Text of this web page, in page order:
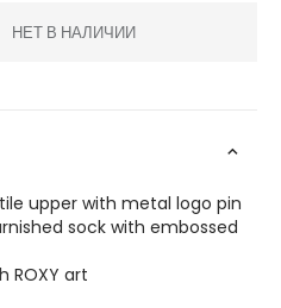
НЕТ В НАЛИЧИИ
upper with metal logo pin
sock with embossed
ROXY art